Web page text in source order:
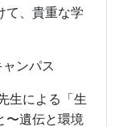
て、貴重な学
ンパス
生による「生
〜遺伝と環境